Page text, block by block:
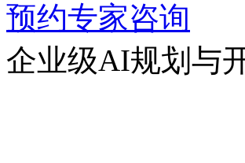
预约专家咨询
企业级AI规划与